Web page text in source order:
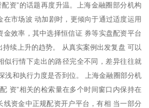
资”的话题再度升温。上海金融圈部分机构
在市场波 动加剧时，更倾向于通过适度运用
金效率，其中选择恒信证 券等实盘配资平台
持续上升的趋势。 从真实案例出发复盘 可以
似行情下走出的路径完全不同，差异往往就
浅和执行力度是否到位。 上海金融圈部分机
资”相关的检索量在多个时间窗口内保持在
线资金中正规配资开户平台，有相 当一部分